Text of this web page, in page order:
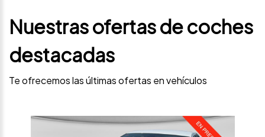
Nuestras ofertas de coches
destacadas
Te ofrecemos las últimas ofertas en vehículos